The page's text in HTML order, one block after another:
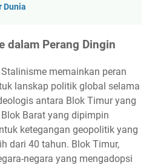
Dunia
dalam Perang Dingin
memainkan peran
lanskap politik global selama
antara Blok Timur yang
Barat yang dipimpin
ketegangan geopolitik yang
dari 40 tahun. Blok Timur,
negara yang mengadopsi